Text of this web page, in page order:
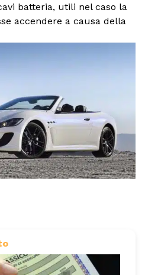
batteria, utili nel caso la
accendere a causa della